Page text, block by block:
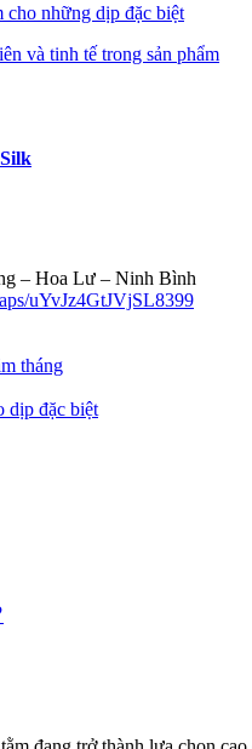
cho những dịp đặc biệt
và tinh tế trong sản phẩm
– Hoa Lư – Ninh Bình
uYvJz4GtJVjSL8399
tháng
dịp đặc biệt